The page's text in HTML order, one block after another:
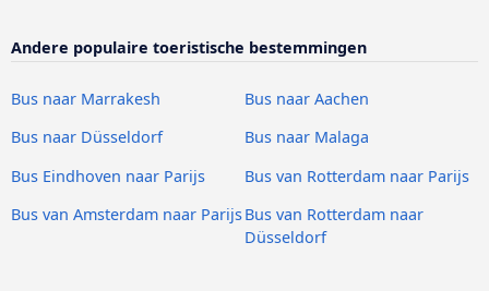
Andere populaire toeristische bestemmingen
Bus naar Marrakesh
Bus naar Aachen
Bus naar Düsseldorf
Bus naar Malaga
Bus Eindhoven naar Parijs
Bus van Rotterdam naar Parijs
Bus van Amsterdam naar ParijsBus van Rotterdam naar
Düsseldorf